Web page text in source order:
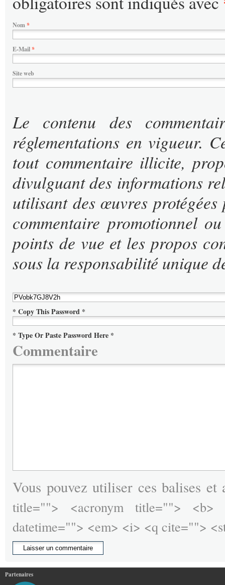
Nom*
E-Mail*
Site web
Le contenu des
réglementations en vigueur.
tout commentaire illicite,
divulguant des informations
utilisant des œuvres
commentaire promotionnel
points de vue et les propos
sous la responsabilité unique
* Copy This Password *
* Type Or Paste Password Here *
Commentaire
Vous pouvez utiliser ces balises
title=""> <acronym title=""> <b>
datetime=""> <em> <i> <q cite="">
Partenaires